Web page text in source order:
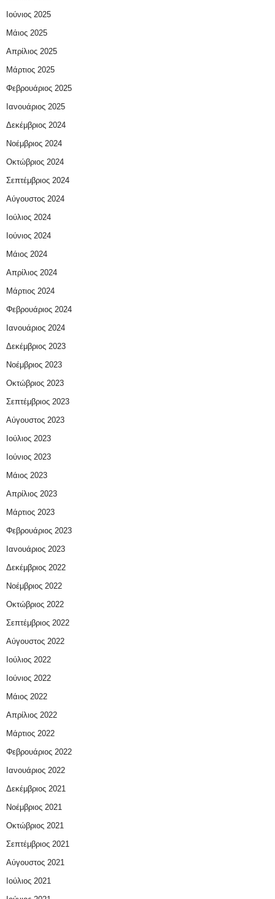
Ιούνιος 2025
Μάιος 2025
Απρίλιος 2025
Μάρτιος 2025
Φεβρουάριος 2025
Ιανουάριος 2025
Δεκέμβριος 2024
Νοέμβριος 2024
Οκτώβριος 2024
Σεπτέμβριος 2024
Αύγουστος 2024
Ιούλιος 2024
Ιούνιος 2024
Μάιος 2024
Απρίλιος 2024
Μάρτιος 2024
Φεβρουάριος 2024
Ιανουάριος 2024
Δεκέμβριος 2023
Νοέμβριος 2023
Οκτώβριος 2023
Σεπτέμβριος 2023
Αύγουστος 2023
Ιούλιος 2023
Ιούνιος 2023
Μάιος 2023
Απρίλιος 2023
Μάρτιος 2023
Φεβρουάριος 2023
Ιανουάριος 2023
Δεκέμβριος 2022
Νοέμβριος 2022
Οκτώβριος 2022
Σεπτέμβριος 2022
Αύγουστος 2022
Ιούλιος 2022
Ιούνιος 2022
Μάιος 2022
Απρίλιος 2022
Μάρτιος 2022
Φεβρουάριος 2022
Ιανουάριος 2022
Δεκέμβριος 2021
Νοέμβριος 2021
Οκτώβριος 2021
Σεπτέμβριος 2021
Αύγουστος 2021
Ιούλιος 2021